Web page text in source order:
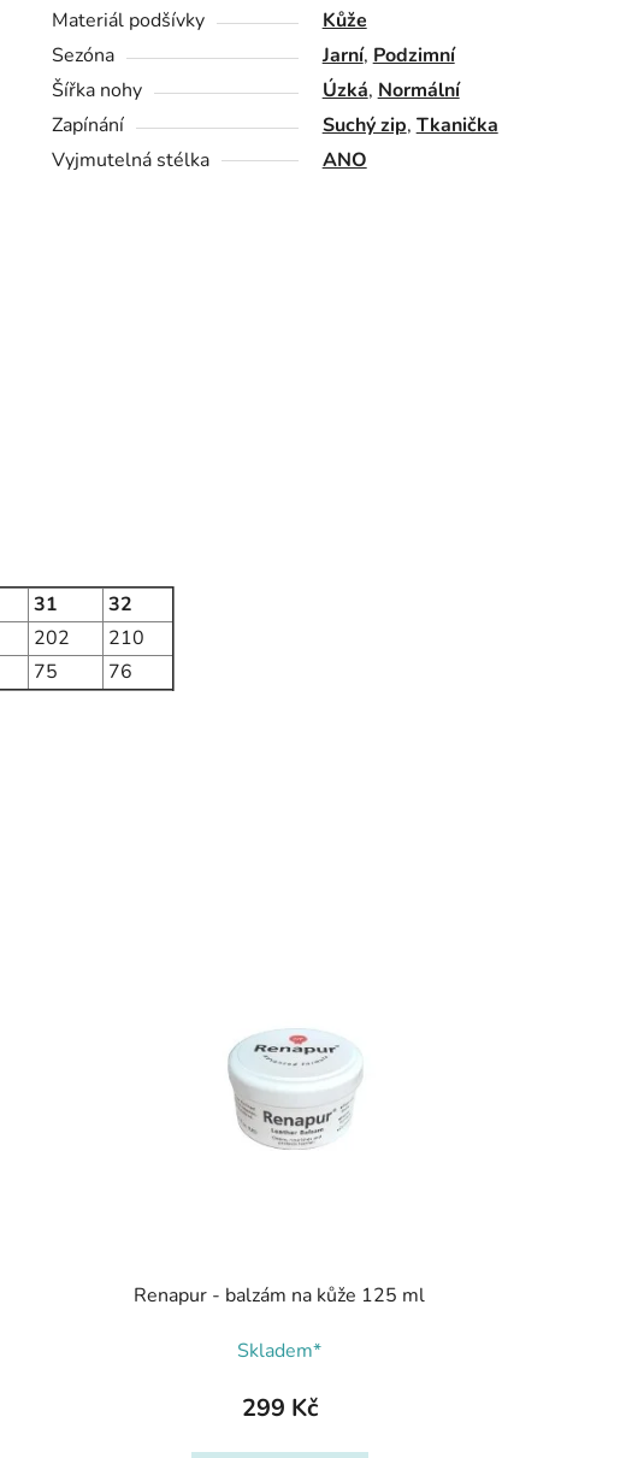
31
32
202
210
75 76
Materiál podšívky
Kůže
Sezóna
Jarní, Podzimní
Šířka nohy
Úzká, Normální
Zapínání
Suchý zip, Tkanička
Vyjmutelná stélka
ANO
Renapur - balzám na kůže 125 ml
Skladem*
299 Kč